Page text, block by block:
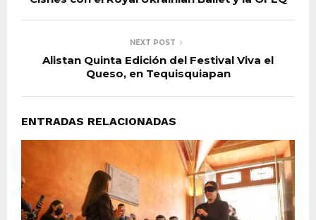
NEXT POST
Alistan Quinta Edición del Festival Viva el
Queso, en Tequisquiapan
ENTRADAS RELACIONADAS